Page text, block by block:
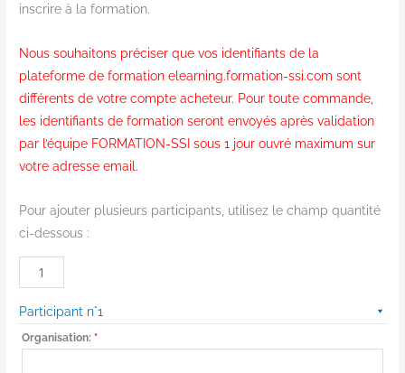
inscrire à la formation.
Nous souhaitons préciser que vos identifiants de la
plateforme de formation elearning.formation-ssi.com sont
différents de votre compte acheteur. Pour toute commande,
les identifiants de formation seront envoyés après validation
par l’équipe FORMATION-SSI sous 1 jour ouvré maximum sur
votre adresse email.
Pour ajouter plusieurs participants, utilisez le champ quantité
ci-dessous :
Participant n°1
Organisation:*